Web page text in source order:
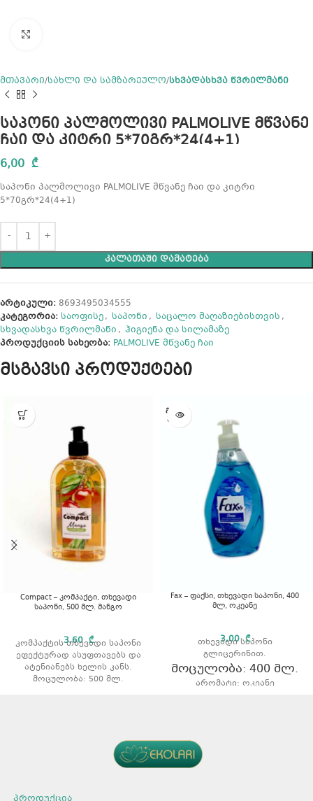
მთავარი სახლი და სამზარეულო სხვადასხვა წვრილმანი
საპონი პალმოლივი PALMOLIVE მწვანე
ჩაი და კიტრი 5*70გრ*24(4+1)
6,00 ₾
საპონი პალმოლივი PALMOLIVE მწვანე ჩაი და კიტრი
5*70გრ*24(4+1)
ᲙᲐᲚᲐᲗᲐᲨᲘ ᲓᲐᲛᲐᲢᲔᲑᲐ
არტიკული: 8693495034555
კატეგორია: საოფისე, საპონი , საცალო მაღაზიებისთვის ,
სხვადასხვა წვრილმანი , ჰიგიენა და სილამაზე
პროდუქციის სახეობა: PALMOLIVE მწვანე ჩაი
მსგავსი პროდუქტები
Compact – კომპაქტი, თხევადი
საპონი, 500 მლ. მანგო
3,60₾
კომპაქტის თხევადი საპონი
ეფექტურად ასუფთავებს და
ატენიანებს ხელის კანს.
მოცულობა: 500 მლ.
ᲒᲐᲧᲘᲓ
ᲣᲚᲘᲐ
Fax – ფაქსი, თხევადი საპონი, 400
მლ, ოკეანე
3,00₾
თხევადი საპონი
გლიცერინით.
მოცულობა: 400 მლ.
არომატი: ოკეანე